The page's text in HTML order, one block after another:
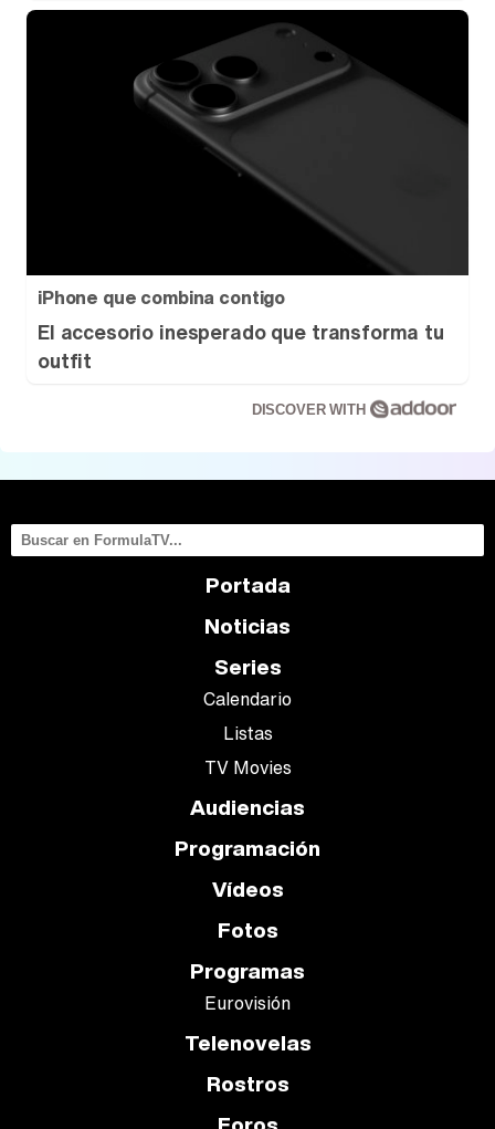
iPhone que combina contigo
El accesorio inesperado que transforma tu
outfit
DISCOVER WITH
Portada
Noticias
Series
Calendario
Listas
TV Movies
Audiencias
Programación
Vídeos
Fotos
Programas
Eurovisión
Telenovelas
Rostros